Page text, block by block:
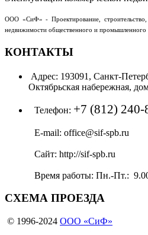
ООО «СиФ» - Проектирование, строительство,
недвижимости общественного и промышленного
КОНТАКТЫ
Адрес: 193091, Санкт-
Октябрьская набережная,
Телефон: +7 (812) 240-
E-mail: office@sif-spb.ru
Сайт: http://sif-spb.ru
Время работы: Пн.-Пт.:
СХЕМА ПРОЕЗДА
© 1996-2024 ООО «СиФ»